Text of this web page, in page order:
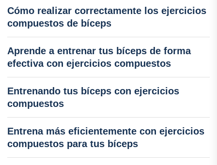
Cómo realizar correctamente los ejercicios
compuestos de bíceps
Aprende a entrenar tus bíceps de forma
efectiva con ejercicios compuestos
Entrenando tus bíceps con ejercicios
compuestos
Entrena más eficientemente con ejercicios
compuestos para tus bíceps